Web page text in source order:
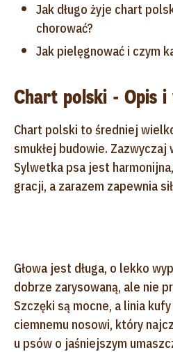
Jak długo żyje chart
chorować?
Jak pielęgnować i czym
Chart polski - Opis i
Chart polski to średniej
smukłej budowie. Zazwyczaj
Sylwetka psa jest
gracji, a zarazem zapewnia
Głowa jest długa, o lekko
dobrze zarysowaną, ale nie
Szczęki są mocne, a linia
ciemnemu nosowi, który
u psów o jaśniejszym